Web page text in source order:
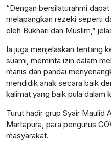
“Dengan bersilaturahmi
melapangkan rezeki seperti
oleh Bukhari dan Muslim,”
Ia juga menjelaskan tentang
suami, meminta izin dalam
manis dan pandai
mendidik anak secara baik
kalimat yang baik pula dalam
Turut hadir grup Syair Maulid
Martapura, para pengurus
masyarakat.